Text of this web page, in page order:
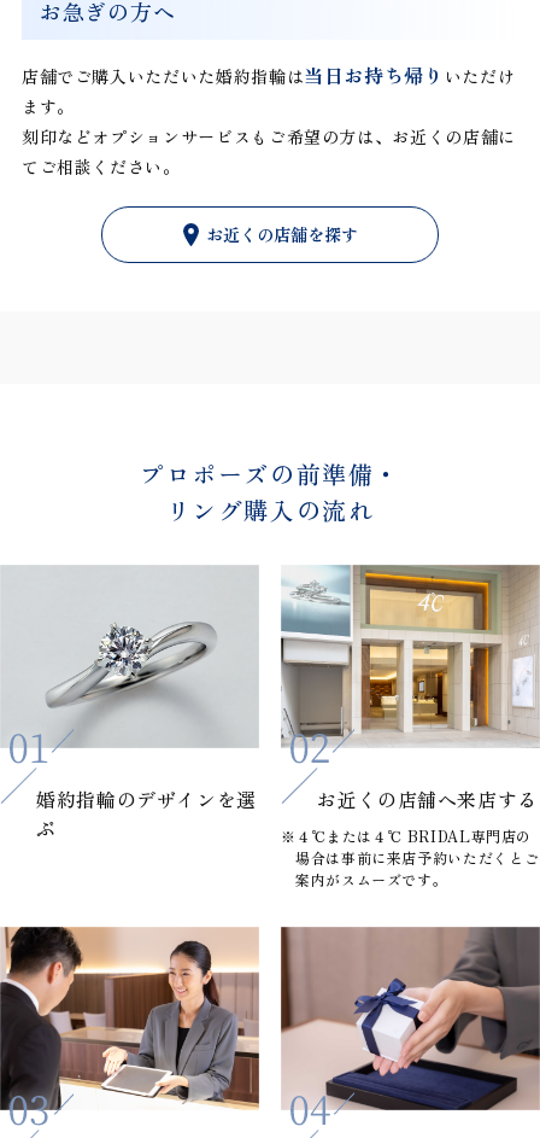
お急ぎの方へ
店舗でご購入いただいた婚約指輪は当日お持ち帰り いただけ
ます。
刻印などオプションサービスもご希望の方は、お近くの店舗に
てご相談ください。
お近くの店舗を探す
プロポーズの前準備・
リング購入の流れ
婚約指輪のデザインを選
ぶ
お近くの店舗へ来店する
※４℃または４℃ BRIDAL専門店の
場合は事前に来店予約いただくとご
案内がスムーズです。